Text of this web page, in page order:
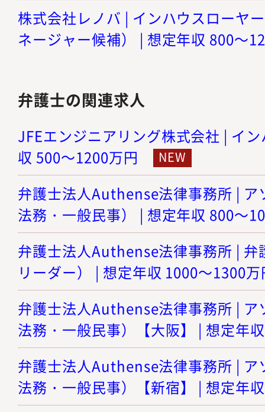
株式会社レノバ | インハウスローヤ
ネージャー候補） | 想定年収 800～
弁護士の関連求人
JFEエンジニアリング株式会社 | イ
収 500～1200万円
弁護士法人Authense法律事務所 | ア
法務・一般民事） | 想定年収 800～
弁護士法人Authense法律事務所 | 弁
リーダー） | 想定年収 1000～1300
弁護士法人Authense法律事務所 | ア
法務・一般民事）【大阪】 | 想定年
弁護士法人Authense法律事務所 | ア
法務・一般民事）【新宿】 | 想定年